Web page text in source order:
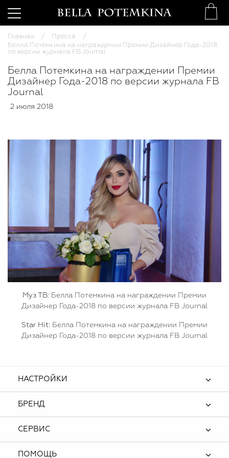
Главная
Пресса
Белла Потемкина на награждении Премии Дизайнер Года-2018
по версии журнала FB Journal
Белла Потемкина на награждении Премии
Дизайнер Года-2018 по версии журнала FB
Journal
2 июля 2018
Муз ТВ: Белла Потемкина на награждении Премии
Дизайнер Года-2018 по версии журнала FB Journal
Star Hit: Белла Потемкина на награждении Премии
Дизайнер Года-2018 по версии журнала FB Journal
НАСТРОЙКИ
БРЕНД
СЕРВИС
ПОМОЩЬ